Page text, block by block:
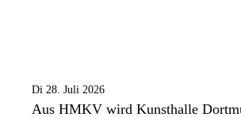
Di 28. Juli 2026
Aus HMKV wird Kunsthalle